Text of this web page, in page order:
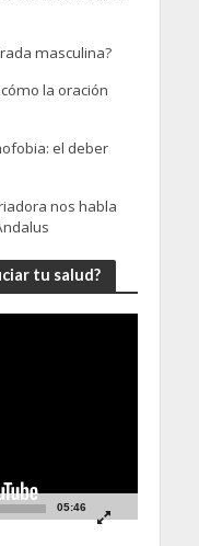
masculina?
la oración
el deber
nos habla
tu salud?
05:46